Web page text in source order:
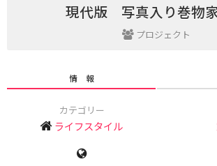
現代版 写真入り巻物
プロジェクト
情 報
カテゴリー
ライフスタイル